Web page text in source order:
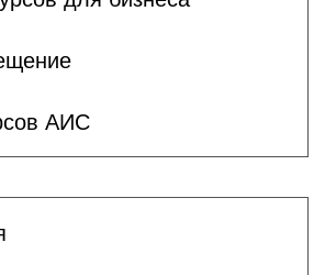
АИС